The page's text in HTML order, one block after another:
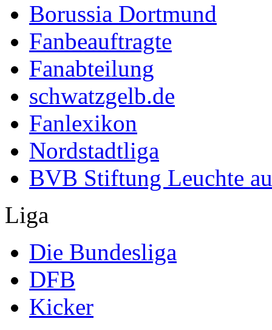
Borussia Dortmund
Fanbeauftragte
Fanabteilung
schwatzgelb.de
Fanlexikon
Nordstadtliga
BVB Stiftung Leuchte
Liga
Die Bundesliga
DFB
Kicker